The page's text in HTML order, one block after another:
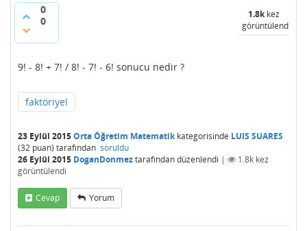
0
0
1.8kkez
görüntülendi
9! - 8! + 7! / 8! - 7! - 6! sonucu nedir ?
faktöriyel
23 Eylül 2015Orta Öğretim Matematikkategorisinde LUIS SUARES
(32 puan) tarafından soruldu
26 Eylül 2015 DoganDonmeztarafındandüzenlendi | 1.8k kez
görüntülendi
Cevap Yorum